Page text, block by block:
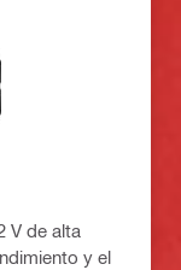
V de alta
y el